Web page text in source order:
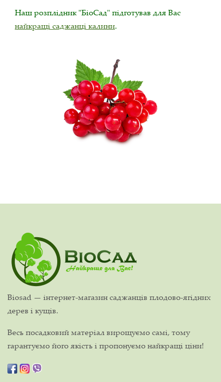
Наш розплідник "БіоСад" підготував для Вас
найкращі саджанці калини.
Biosad — інтернет-магазин саджанців плодово-ягідних
дерев і кущів.
Весь посадковий матеріал вирощуємо самі, тому
гарантуємо його якість і пропонуємо найкращі ціни!